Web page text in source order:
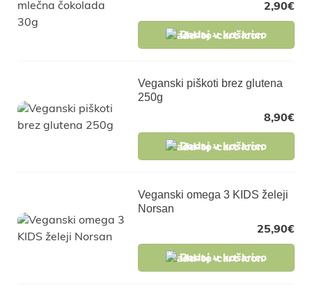
2,90€
Dodaj v košarico
Veganski piškoti brez glutena
250g
8,90€
Dodaj v košarico
Veganski omega 3 KIDS želeji
Norsan
25,90€
Dodaj v košarico